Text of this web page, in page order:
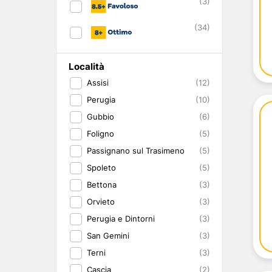
Valle d'Aosta
Friuli-Venezia Giulia
Marche
Malta
Isole del Golfo di Napoli
Pantelleria
Single
Under 30
Viaggio con Amici
Gourmet &
Benessere e
(34)
Località
Assisi
(12)
Perugia
(10)
Gubbio
(6)
Foligno
(5)
Passignano sul Trasimeno
(5)
Spoleto
(5)
Bettona
(3)
Orvieto
(3)
Perugia e Dintorni
(3)
San Gemini
(3)
Terni
(3)
Cascia
(2)